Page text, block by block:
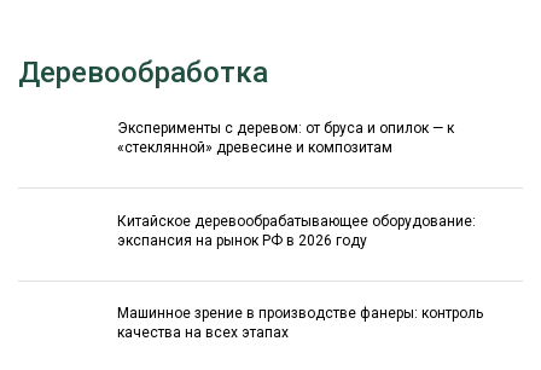
Деревообработка
Эксперименты с деревом: от бруса и опилок — к
«стеклянной» древесине и композитам
Китайское деревообрабатывающее оборудование:
экспансия на рынок РФ в 2026 году
Машинное зрение в производстве фанеры: контроль
качества на всех этапах